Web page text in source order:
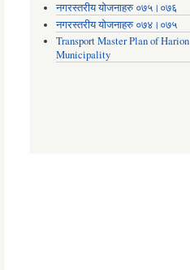
नगरस्तरीय योजनाहरु ०७५।०७६
नगरस्तरीय योजनाहरु ०७४।०७५
Transport Master Plan of Harion
Municipality